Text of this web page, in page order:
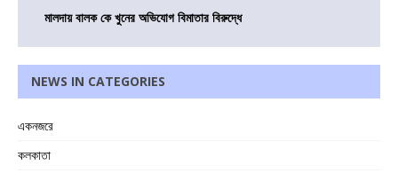
মালদায় বালক কে খুনের অভিযোগ বিমাতার বিরুদ্ধে
NEWS IN CATEGORIES
একনজরে
কলকাতা